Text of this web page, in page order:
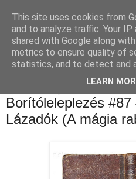
Luthien
Borítóleleplezés
Lázadók (A mágia
This site uses cookies from
and to analyze traffic. Your
shared with Google along
metrics to ensure quality of
statistics, and to detect and
LEARN